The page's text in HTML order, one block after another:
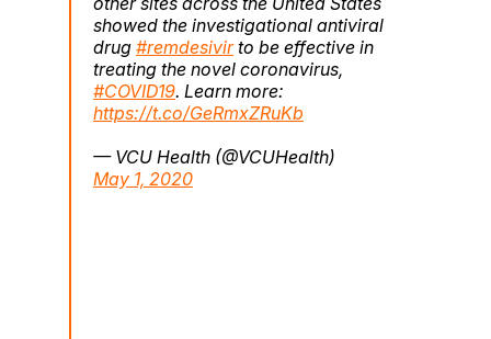
showed the investigational antiviral
drug #remdesivirto be effective in
treating the novel coronavirus,
#COVID19. Learn more:
https://t.co/GeRmxZRuKb
— VCU Health (@VCUHealth)
May 1, 2020